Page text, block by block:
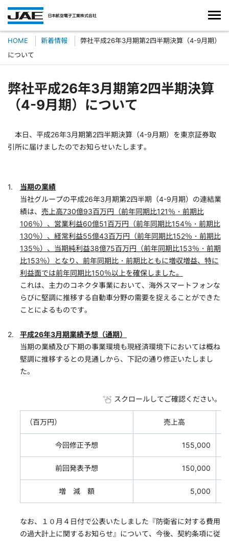
HOME 新着情報
弊社平成26年3月期第2四半期決算（4-9月期）
について
弊社平成26年3月期第2四半期決算
（4-9月期）について
本日、平成26年3月期第2四半期決算（4-9月期）を東京証券取
引所に届けましたのでお知らせいたします。
当期の業績
当社グループの平成26年3月期第2四半期（4-9月期）の連結業
績は、 売上高730億93百万円（前年同期比121％・前期比
106％）、営業利益60億51百万円（前年同期比154％・前期比
130％）、経常利益55億43百万円（前年同期比152％・前期比
135％）、当期純利益38億75百万円（前年同期比153％・前期
比153％）となり、前年同期比・前期比ともに増収増益、特に
利益面では前年同期比150％以上を確保しました。
これは、主力のコネクタ事業において、海外スマートフォンな
らびに堅調に推移する自動車分野の需要を捉えることができた
ことによるものです。
平成26年3月期業績予想（通期）
当期の業績及び下期の事業環境も現経済環境下においては概ね
堅調に推移するとの見通しから、下記の通り修正いたしまし
た。
スクロールしてご確認ください。
（百万円） 売上高
今回修正予想 155,000
前回発表予想 150,000
増 減 額 5,000
なお、１０月４日付で公表いたしました『防衛省に対する費用
の過大計上に関するお知らせ』について、今後、契約条項に従